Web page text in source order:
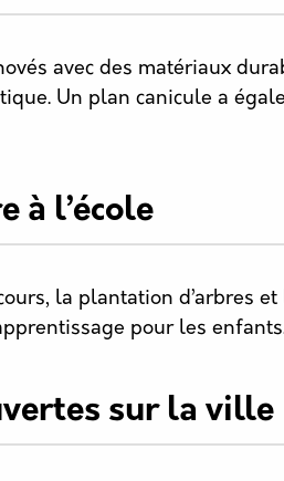
avec des matériaux
Un plan canicule a
à l’école
la plantation d’arbres
pour les
sur la ville